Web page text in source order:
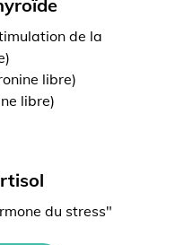
de la
libre)
libre)
du stress"